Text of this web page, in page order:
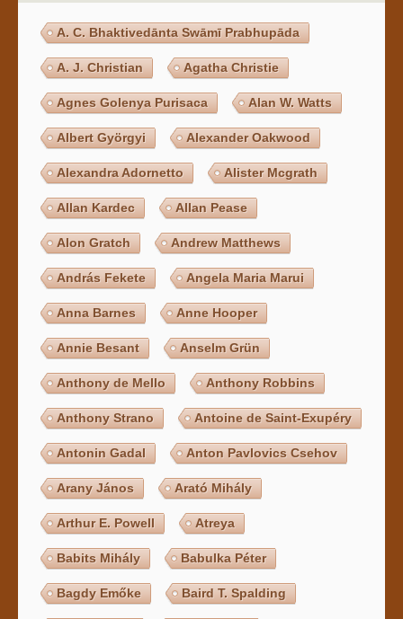
A. C. Bhaktivedānta Swāmī Prabhupāda
A. J. Christian Agatha Christie
Agnes Golenya Purisaca Alan W. Watts
Albert Györgyi Alexander Oakwood
Alexandra Adornetto Alister Mcgrath
Allan Kardec Allan Pease
Alon Gratch Andrew Matthews
András Fekete Angela Maria Marui
Anna Barnes Anne Hooper
Annie Besant Anselm Grün
Anthony de Mello Anthony Robbins
Anthony Strano Antoine de Saint-Exupéry
Antonin Gadal Anton Pavlovics Csehov
Arany János Arató Mihály
Arthur E. Powell Atreya
Babits Mihály Babulka Péter
Bagdy Emőke Baird T. Spalding